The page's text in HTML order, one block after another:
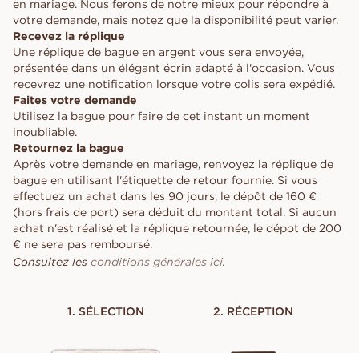
en mariage. Nous ferons de notre mieux pour répondre à
votre demande, mais notez que la disponibilité peut varier.
Recevez la réplique
Une réplique de bague en argent vous sera envoyée,
présentée dans un élégant écrin adapté à l'occasion. Vous
recevrez une notification lorsque votre colis sera expédié.
Faites votre demande
Utilisez la bague pour faire de cet instant un moment
inoubliable.
Retournez la bague
Après votre demande en mariage, renvoyez la réplique de
bague en utilisant l'étiquette de retour fournie. Si vous
effectuez un achat dans les 90 jours, le dépôt de 160 €
(hors frais de port) sera déduit du montant total. Si aucun
achat n'est réalisé et la réplique retournée, le dépot de 200
€ ne sera pas remboursé.
Consultez les conditions générales ici.
1. SÉLECTION 2. RÉCEPTION